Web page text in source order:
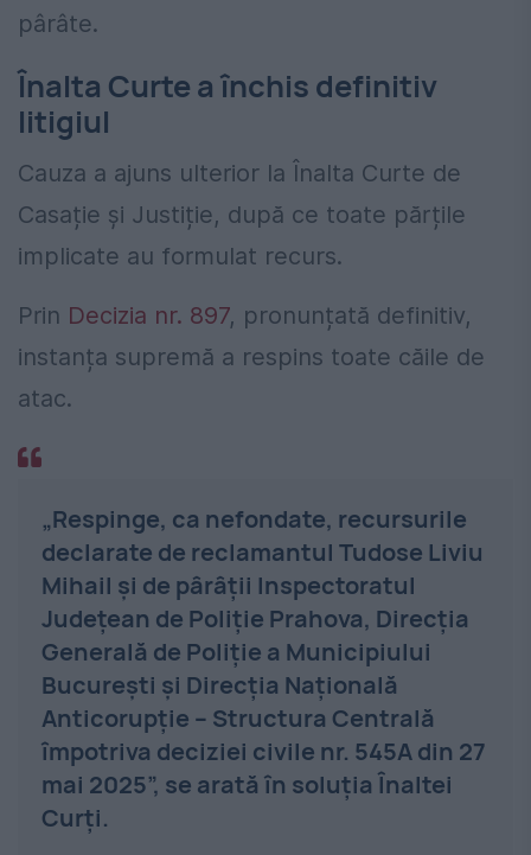
pârâte.
Înalta Curte a închis definitiv
litigiul
Cauza a ajuns ulterior la Înalta Curte de
Casație și Justiție, după ce toate părțile
implicate au formulat recurs.
Prin Decizia nr. 897, pronunțată definitiv,
instanța supremă a respins toate căile de
atac.
„Respinge, ca nefondate, recursurile
declarate de reclamantul Tudose Liviu
Mihail şi de pârâţii Inspectoratul
Judeţean de Poliţie Prahova, Direcţia
Generală de Poliţie a Municipiului
Bucureşti şi Direcţia Naţională
Anticorupţie – Structura Centrală
împotriva deciziei civile nr. 545A din 27
mai 2025”, se arată în soluția Înaltei
Curți.